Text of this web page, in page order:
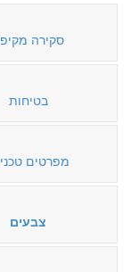
סקירה
בטיחות
מפרטים
צבעים